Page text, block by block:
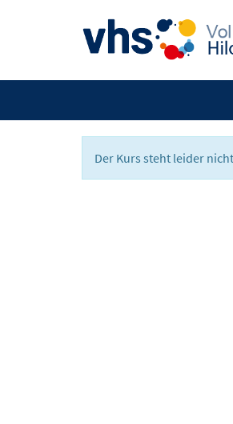
Der Kurs steht leider